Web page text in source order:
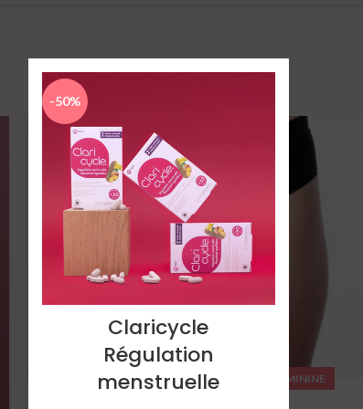
-50%
Claricycle
Régulation
menstruelle
28
GYNÉCOLOGIE & INTIMITÉ FÉMININE